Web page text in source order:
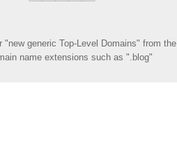
generic Top-Level Domains" from the
name extensions such as ".blog"